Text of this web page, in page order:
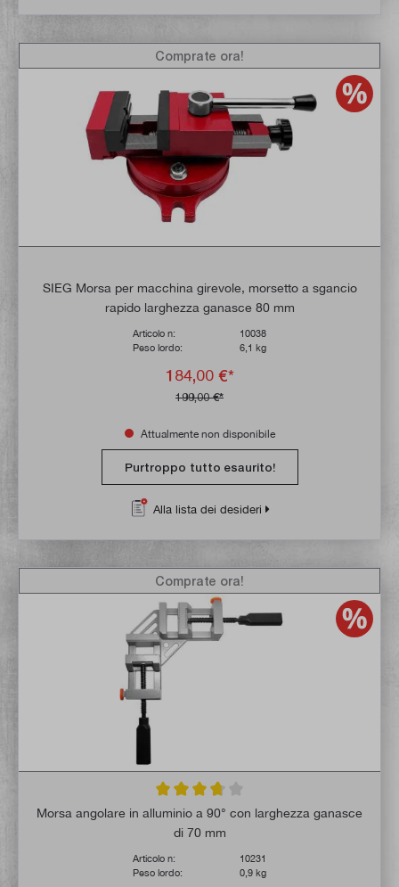
SIEG Morsa per macchina girevole, morsetto a sgancio
rapido larghezza ganasce 80 mm
Articolo n:
10038
Peso lordo:
6,1 kg
184,00 €*
199,00 €*
Comprate ora!
Attualmente non disponibile
Purtroppo tutto esaurito!
Alla lista dei desideri
Valutazione media di 3.6 su 5 stelle
Morsa angolare in alluminio a 90° con larghezza ganasce
di 70 mm
Articolo n:
10231
Peso lordo:
0,9 kg
Comprate ora!